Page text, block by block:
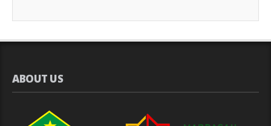
ABOUT US